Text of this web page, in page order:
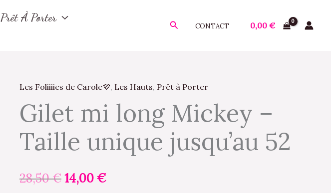
Prêt À Porter
Rechercher
CONTACT 0,00 €
Les Foliiiies de Carole💜, Les Hauts, Prêt à Porter
Gilet mi long Mickey –
Taille unique jusqu’au 52
28,50€
Le
prix
initial
28,50 €.
14,00€
Le
prix
actuel
14,00 €.
quantité
de
Gilet
mi
long
-